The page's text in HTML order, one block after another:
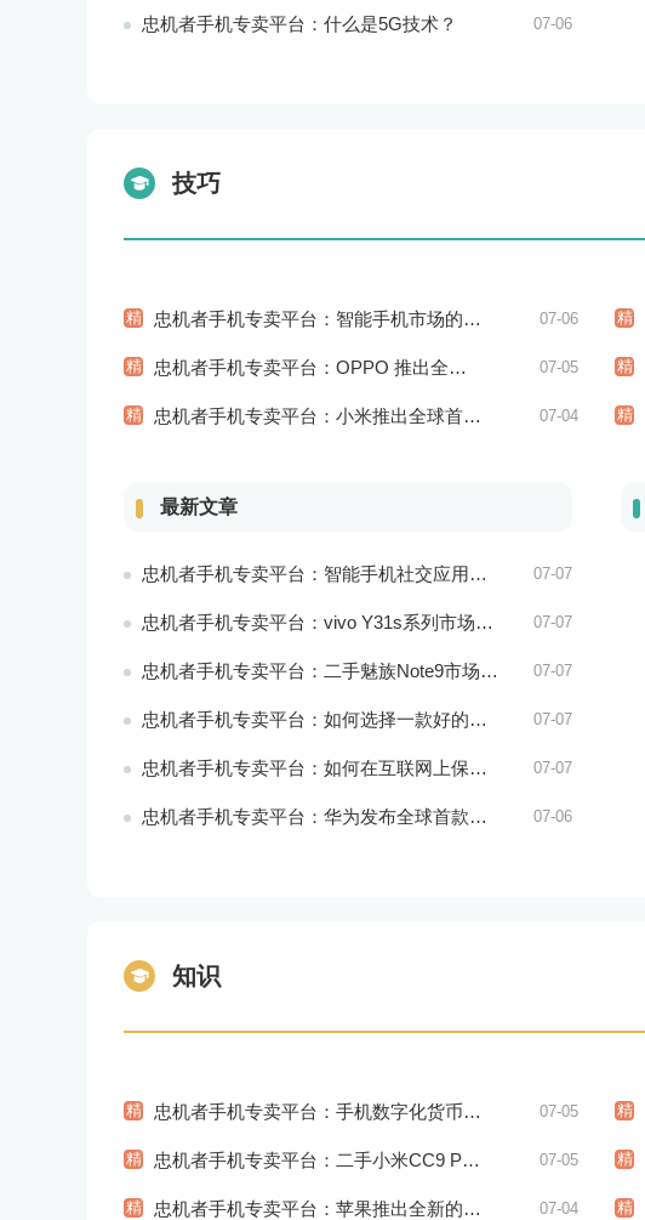
忠机者手机专卖平台：什么是5G技术？ 07-06
技巧
精
精 忠机者手机专卖平台：智能手机市场的信息安全挑战 07-06
精
精 忠机者手机专卖平台：OPPO 推出全新 A74 手机，采用 AMOLED 屏幕和大容量电池 07-05
精
精 忠机者手机专卖平台：小米推出全球首款智能床垫 07-04
最新文章
忠机者手机专卖平台：智能手机社交应用分析 07-07
忠机者手机专卖平台：vivo Y31s系列市场价格走势平稳 07-07
忠机者手机专卖平台：二手魅族Note9市场价格持续下跌 07-07
忠机者手机专卖平台：如何选择一款好的二手手机应用？ 07-07
忠机者手机专卖平台：如何在互联网上保持安全？ 07-07
忠机者手机专卖平台：华为发布全球首款智能物业管理系统 07-06
知识
精
精 忠机者手机专卖平台：手机数字化货币应用陆续推出 07-05
精
精 忠机者手机专卖平台：二手小米CC9 Pro市场价格持续下跌 07-05
精
精 忠机者手机专卖平台：苹果推出全新的智能语音交互系统 07-04